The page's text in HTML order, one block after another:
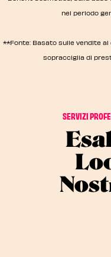
nel periodo
**Fonte: Basato sulle vendite
sopracciglia di
SERVIZI